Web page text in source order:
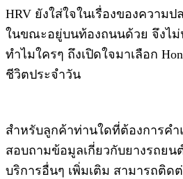
HRV ยังใส่ใจในเรื่องของความ
ในขณะอยู่บนท้องถนนด้วย จึงไม่
ทำไมใครๆ ถึงเปิดใจมาเลือก
ชีวิตประจำวัน
สำหรับลูกค้าท่านใดที่ต้องการค
สอบถามข้อมูลเกี่ยวกับยางรถยน
บริการอื่นๆ​ เพิ่มเติม​ สามารถติด